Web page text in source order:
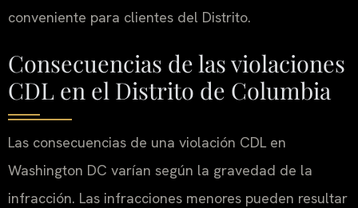
conveniente para clientes del Distrito.
Consecuencias de las violaciones
CDL en el Distrito de Columbia
Las consecuencias de una violación CDL en
Washington DC varían según la gravedad de la
infracción. Las infracciones menores pueden resultar